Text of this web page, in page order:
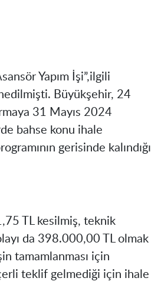
Yapım İşi”,ilgili
Büyükşehir, 24
31 Mayıs 2024
bahse konu ihale
gerisinde kalındığı
TL kesilmiş, teknik
da 398.000,00 TL olmak
tamamlanması için
teklif gelmediği için ihale